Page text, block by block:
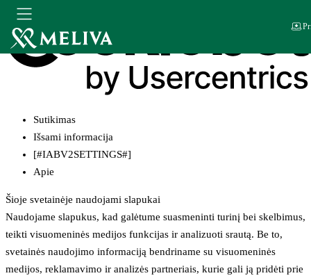
Sutikimas
Išsami informacija
[#IABV2SETTINGS#]
Apie
Šioje svetainėje naudojami slapukai
Naudojame slapukus, kad galėtume suasmeninti turinį bei skelbimus,
teikti visuomeninės medijos funkcijas ir analizuoti srautą. Be to,
svetainės naudojimo informaciją bendriname su visuomeninės
medijos, reklamavimo ir analizės partneriais, kurie gali ją pridėti prie